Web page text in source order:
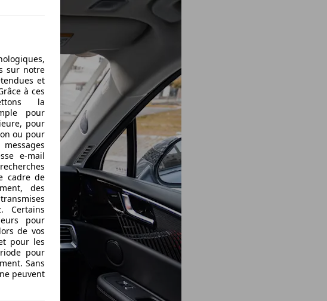
sur notre
et
à ces
la
pour
pour
ou pour
e-mail
cadre de
des
Certains
pour
de vos
pour les
pour
Sans
peuvent